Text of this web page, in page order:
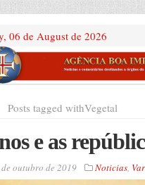
06 de August de 2026
Posts tagged withVegetal
e as
outubro de 2019 Noticias,